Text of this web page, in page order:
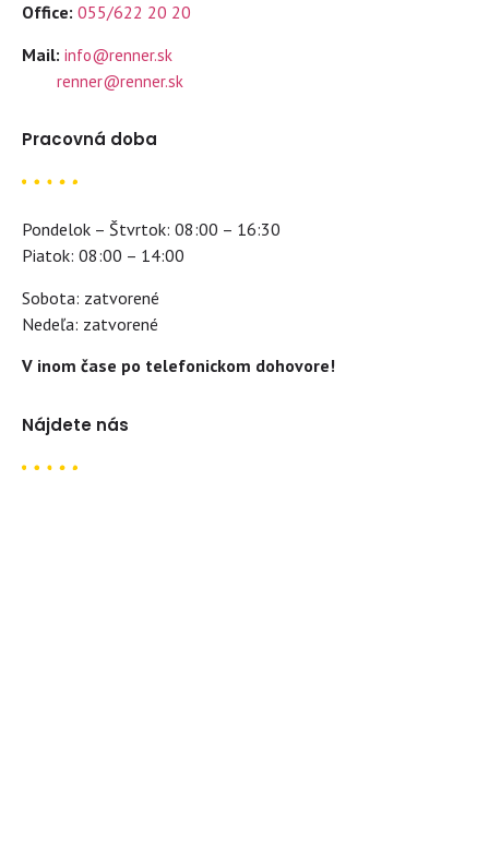
Office: 055/622 20 20
Mail: info@renner.sk
renner@renner.sk
Pracovná doba
Pondelok – Štvrtok: 08:00 – 16:30
Piatok: 08:00 – 14:00
Sobota: zatvorené
Nedeľa: zatvorené
V inom čase po telefonickom dohovore!
Nájdete nás